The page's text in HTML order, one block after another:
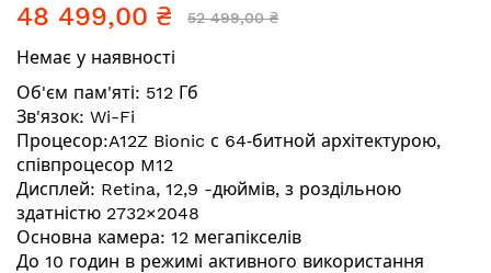
до
галереї
зображень
48 499,00 ₴ 52 499,00 ₴
Немає у наявності
Об'єм пам'яті: 512 Гб
Зв'язок: Wi-Fi
Процесор:A12Z Bionic с 64‑битной архітектурою,
співпроцесор M12
Дисплей: Retina, 12,9 -дюймів, з роздільною
здатністю 2732×2048
Основна камера: 12 мегапікселів
До 10 годин в режимі активного використання